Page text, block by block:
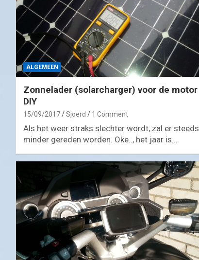
ALGEMEEN
Zonnelader (solarcharger) voor de motor
DIY
15/09/2017 Sjoerd 1 Comment
Als het weer straks slechter wordt, zal er steeds
minder gereden worden. Oke.., het jaar is…